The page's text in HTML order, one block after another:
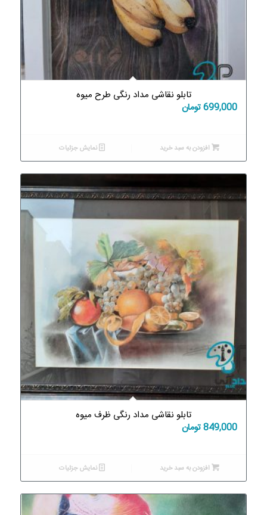
تابلو نقاشی مداد رنگی طرح میوه
699,000تومان
افزودن به سبد خرید نمایش جزئیات
تابلو نقاشی مداد رنگی ظرف میوه
849,000تومان
افزودن به سبد خرید نمایش جزئیات